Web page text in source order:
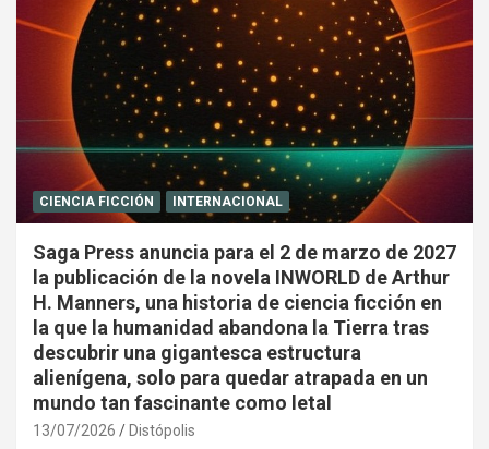
CIENCIA FICCIÓN INTERNACIONAL
Saga Press anuncia para el 2 de marzo de 2027
la publicación de la novela INWORLD de Arthur
H. Manners, una historia de ciencia ficción en
la que la humanidad abandona la Tierra tras
descubrir una gigantesca estructura
alienígena, solo para quedar atrapada en un
mundo tan fascinante como letal
13/07/2026 Distópolis